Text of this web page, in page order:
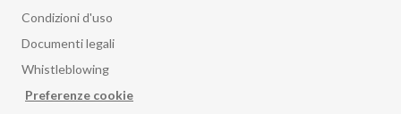
Condizioni d'uso
Documenti legali
Whistleblowing
Preferenze cookie